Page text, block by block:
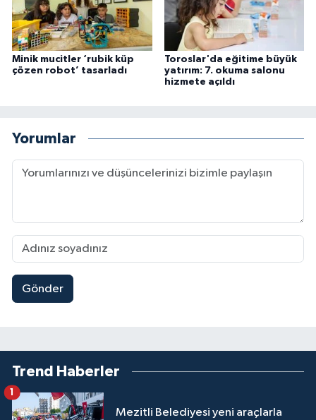
Minik mucitler ‘rubik küp
çözen robot’ tasarladı
Toroslar'da eğitime büyük
yatırım: 7. okuma salonu
hizmete açıldı
Yorumlar
Gönder
Trend Haberler
Mezitli Belediyesi yeni araçlarla
1